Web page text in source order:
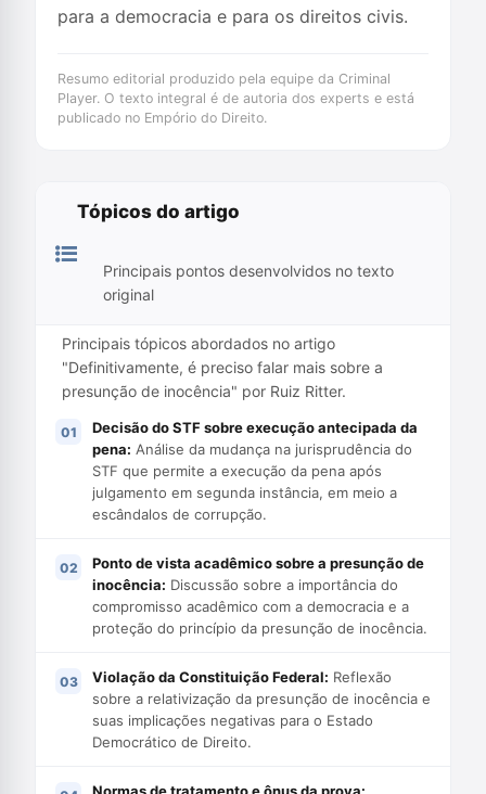
para a democracia e para os direitos civis.
Resumo editorial produzido pela equipe da Criminal
Player. O texto integral é de autoria dos experts e está
publicado no Empório do Direito.
Tópicos do artigo
Principais pontos desenvolvidos no texto
original
Principais tópicos abordados no artigo
"Definitivamente, é preciso falar mais sobre a
presunção de inocência" por Ruiz Ritter.
Decisão do STF sobre execução antecipada da
pena: Análise da mudança na jurisprudência do
STF que permite a execução da pena após
julgamento em segunda instância, em meio a
escândalos de corrupção.
Ponto de vista acadêmico sobre a presunção de
inocência: Discussão sobre a importância do
compromisso acadêmico com a democracia e a
proteção do princípio da presunção de inocência.
Violação da Constituição Federal: Reflexão
sobre a relativização da presunção de inocência e
suas implicações negativas para o Estado
Democrático de Direito.